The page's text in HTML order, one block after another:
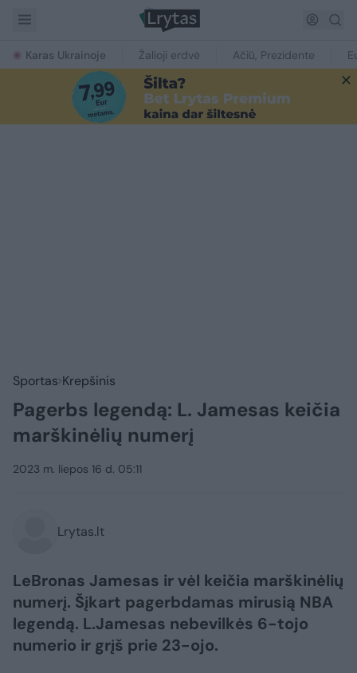
Karas Ukrainoje Žalioji erdvė Ačiū, Prezidente
Sportas Krepšinis
Pagerbs legendą: L. Jamesas keičia
marškinėlių numerį
2023 m. liepos 16 d. 05:11
Lrytas.lt
LeBronas Jamesas ir vėl keičia marškinėlių
numerį. Šįkart pagerbdamas mirusią NBA
legendą. L.Jamesas nebevilkės 6-tojo
numerio ir grįš prie 23-ojo.